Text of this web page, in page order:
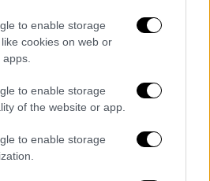
to enable storage
cookies on web or
to enable storage
of the website or app.
to enable storage
φαίνεται να
πολιτικό σχεδιασμό
στην ομάδα του
που μάλλον θα
του πρωινού καφέ,
Μάντζος
Θανάσης Γλαβίνας